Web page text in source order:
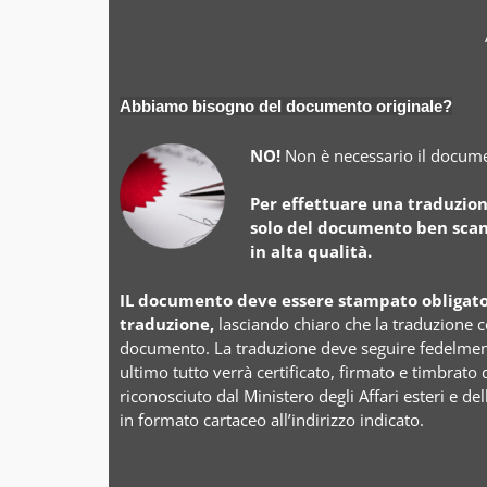
Abbiamo bisogno del documento originale?
NO!Non è necessario il
Per effettuare una
solo del documento ben
in alta qualità.
IL documento deve essere stampato
traduzione, lasciando chiaro che la traduzione
documento. La traduzione deve seguire
ultimo tutto verrà certificato, firmato e timbrato
riconosciuto dal Ministero degli Affari esteri e
in formato cartaceo all’indirizzo indicato.